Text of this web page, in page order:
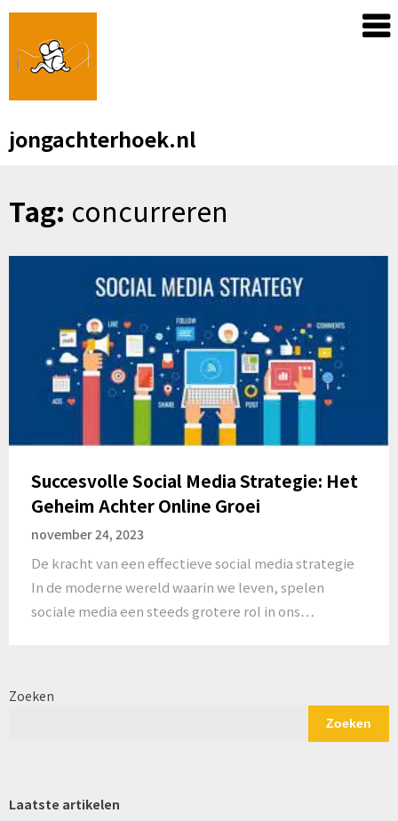
Skip
content
jongachterhoek.nl
Tag: concurreren
Succesvolle Social Media Strategie: Het
Geheim Achter Online Groei
november 24, 2023
De kracht van een effectieve social media strategie
In de moderne wereld waarin we leven, spelen
sociale media een steeds grotere rol in ons…
Zoeken
Zoeken
Laatste artikelen